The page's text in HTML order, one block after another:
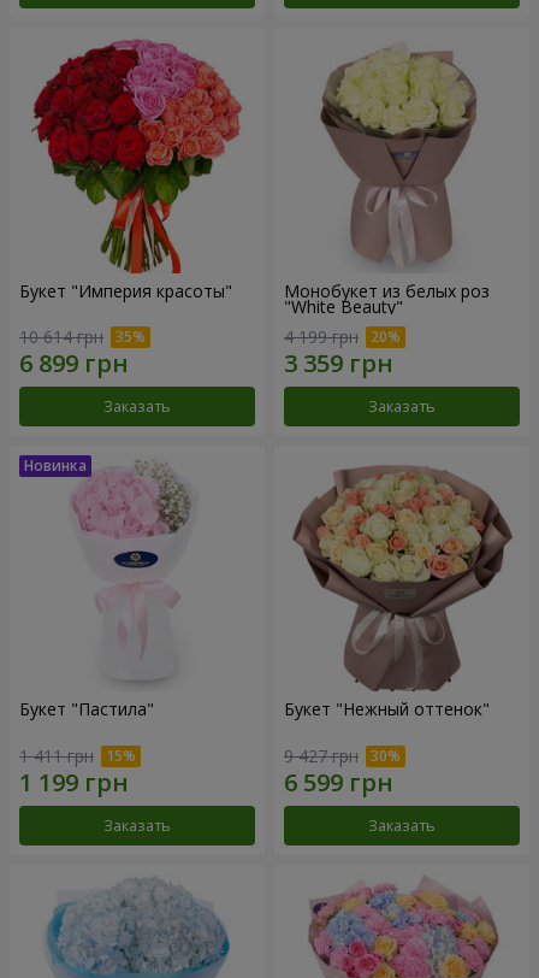
Букет "Империя красоты"
10 614 грн
Заказать
Монобукет из белых роз
"White Beauty"
4 199 грн
Заказать
Букет "Пастила"
1 411 грн
Заказать
Букет "Нежный оттенок"
9 427 грн
Заказать